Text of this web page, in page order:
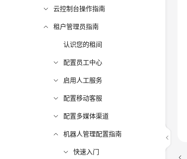
云控制台操作指南
租户管理员指南
认识您的租间
配置员工中心
启用人工服务
配置移动客服
配置多媒体渠道
机器人管理配置指南
快速入门